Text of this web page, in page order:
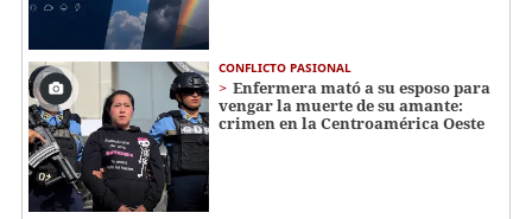
CONFLICTO PASIONAL
Enfermera mató a su esposo para
vengar la muerte de su amante:
crimen en la Centroamérica Oeste